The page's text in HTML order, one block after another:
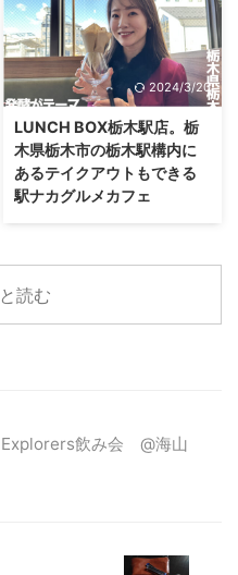
2024/3/20
LUNCH BOX栃木駅店。栃
木県栃木市の栃木駅構内に
あるテイクアウトもできる
駅ナカグルメカフェ
読む
Explorers飲み会 @海山